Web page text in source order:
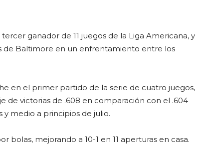
ganador de 11 juegos de la Liga Americana, y
de Baltimore en un enfrentamiento entre los
en el primer partido de la serie de cuatro juegos,
de victorias de .608 en comparación con el .604
y medio a principios de julio.
bolas, mejorando a 10-1 en 11 aperturas en casa.